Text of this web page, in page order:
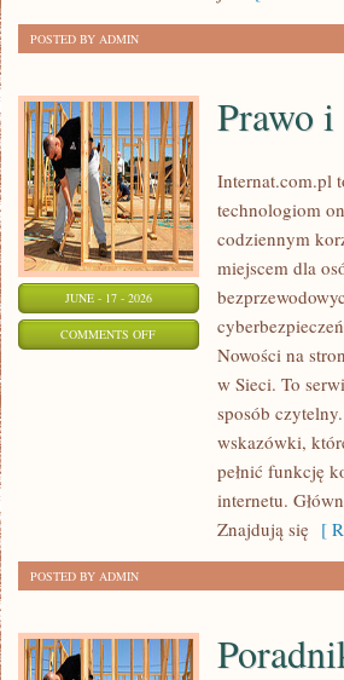
ODCHUDZANIU
POSTED BY ADMIN
JUNE - 17 - 2026
COMMENTS OFFON
REGULACJE
INTERNECIE
Prawo
Internat.com.pl
technologiom
codziennym
miejscem dla
Nowości na
w Sieci. To
sposób
wskazówki,
pełnić funkcję
internetu.
Znajdują się [
POSTED BY ADMIN